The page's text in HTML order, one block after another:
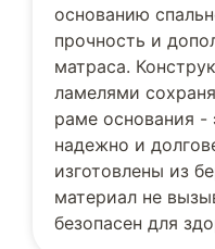
основанию
прочность и
матраса.
ламелями
раме основания -
надежно и
изготовлены из
материал не
безопасен для